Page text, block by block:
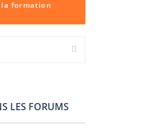
formation
LES FORUMS